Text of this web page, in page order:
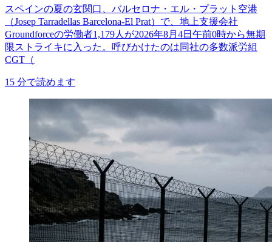
スペインの夏の玄関口、バルセロナ・エル・プラット空港
（Josep Tarradellas Barcelona-El Prat）で、地上支援会社
Groundforceの労働者1,179人が2026年8月4日午前0時から無期
限ストライキに入った。呼びかけたのは同社の多数派労組
CGT（
15 分で読めます